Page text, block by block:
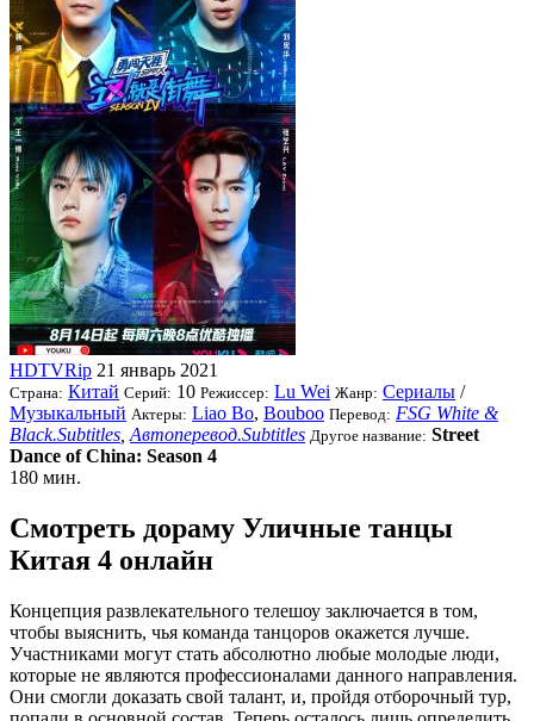
HDTVRip 21 январь 2021
Страна: Китай Серий: 10 Режиссер: Lu Wei Жанр: Сериалы /
Музыкальный Актеры: Liao Bo, Bouboo Перевод: FSG White &
Black.Subtitles Автоперевод.Subtitles Другое название: Street
Dance of China: Season 4
180 мин.
Смотреть дораму Уличные танцы
Китая 4 онлайн
Концепция развлекательного телешоу заключается в том,
чтобы выяснить, чья команда танцоров окажется лучше.
Участниками могут стать абсолютно любые молодые люди,
которые не являются профессионалами данного направления.
Они смогли доказать свой талант, и, пройдя отборочный тур,